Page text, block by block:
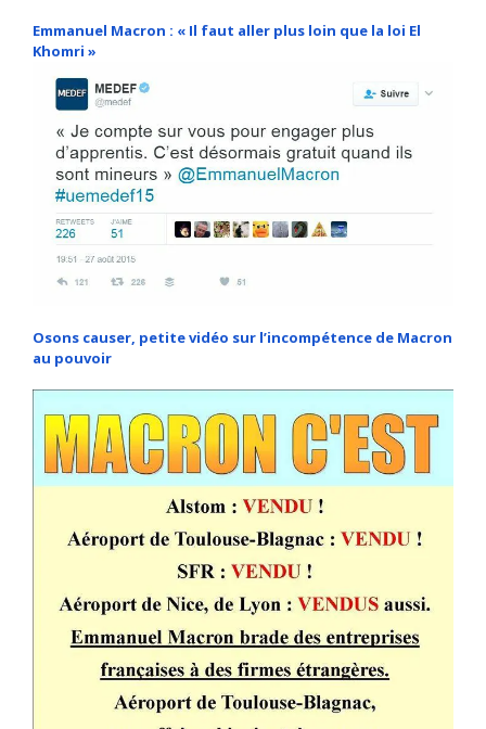
Emmanuel Macron : « Il faut aller plus loin que la loi El
Khomri »
Osons causer, petite vidéo sur l’incompétence de Macron
au pouvoir